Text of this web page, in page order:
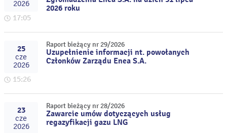
2026
17:05
2026 roku
25
cze
2026
15:26
Raport bieżący nr 29/2026
Uzupełnienie informacji nt. powołanych
Członków Zarządu Enea S.A.
23
cze
2026
Raport bieżący nr 28/2026
Zawarcie umów dotyczących usług
regazyfikacji gazu LNG